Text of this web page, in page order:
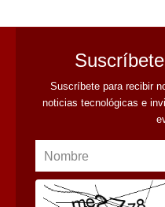
Suscríbete para recibir
noticias tecnológicas e
Nombre